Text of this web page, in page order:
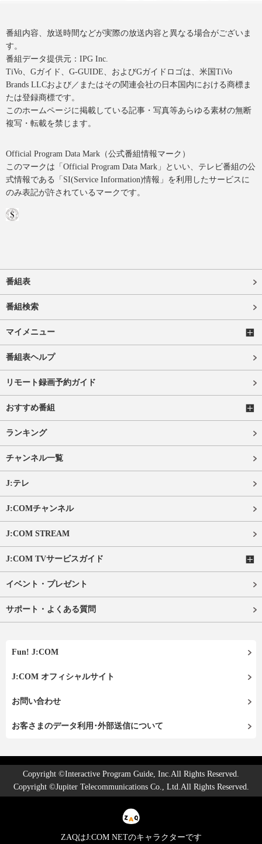
番組内容、放送時間などが実際の放送内容と異なる場合がございま
す。
番組データ提供元：IPG Inc.
TiVo、Gガイド、G-GUIDE、およびGガイドロゴは、米国TiVo
Brands LLCおよび／またはその関連会社の日本国内における商標ま
たは登録商標です。
このホームページに掲載している記事・写真等あらゆる素材の無断
複写・転載を禁じます。
Official Program Data Mark（公式番組情報マーク）
このマークは「Official Program Data Mark」といい、テレビ番組の公
式情報である「SI(Service Information)情報」を利用したサービスに
のみ表記が許されているマークです。
番組表
番組検索
マイメニュー
番組表ヘルプ
リモート録画予約ガイド
おすすめ番組
ランキング
チャンネル一覧
J:テレ
J:COMチャンネル
J:COM STREAM
J:COM TVサービスガイド
イベント・プレゼント
サポート・よくある質問
Fun! J:COM
J:COM オフィシャルサイト
お問い合わせ
お客さまのデータ利用･外部送信について
Copyright ©Interactive Program Guide, Inc.All Rights Reserved.
Copyright ©Jupiter Telecommunications Co., Ltd.All Rights Reserved.
ZAQはJ:COM NETのキャラクターです